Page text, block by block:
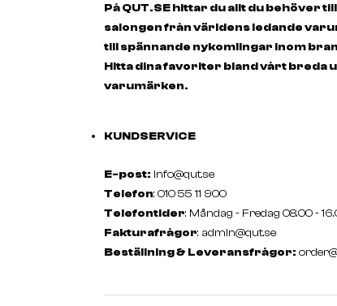
På QUT.SE hittar du allt du behöver till
salongen från världens ledande
till spännande nykomlingar inom
Hitta dina favoriter bland vårt breda
varumärken.
KUNDSERVICE
E-post: info@qut.se
Telefon: 010 55 11 900
Telefontider: Måndag - Fredag 08.00 -
Fakturafrågor: admin@qut.se
Beställning & Leveransfrågor: